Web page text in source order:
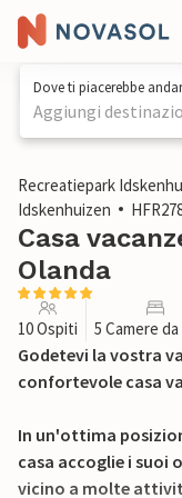
Dove ti piacerebbe
Aggiungi
1 / 37
Recreatiepark
Idskenhuizen
Casa
Olanda
10 Ospiti 5 Camere
Godetevi la vostra
confortevole casa
In un'ottima
casa accoglie i suoi
vicino a molte